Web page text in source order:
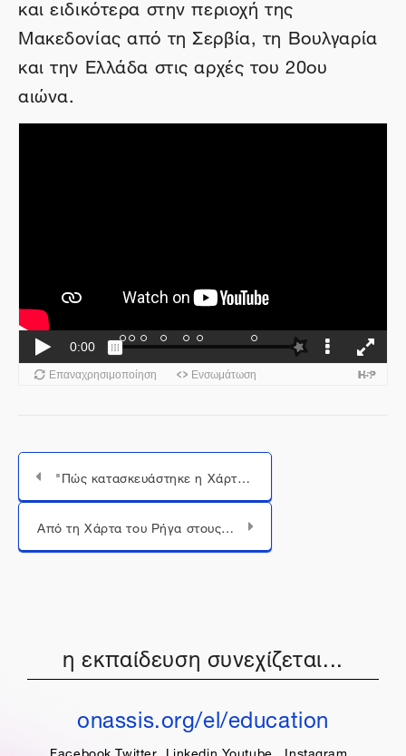
Μακεδονίας από τη Σερβία, τη Βουλγαρία
και την Ελλάδα στις αρχές του 20ου
αιώνα.
"Πώς κατασκευάστηκε η Χάρτα;” (βίντεο)
Μεταπήδηση σε...
Από τη Χάρτα του Ρήγα στους χάρτες της Google: Σύγχρονη Χαρτογραφία (βίντεο)
η εκπαίδευση συνεχίζεται...
onassis.org/el/education
Facebook Twitter Linkedin Youtube Instagram